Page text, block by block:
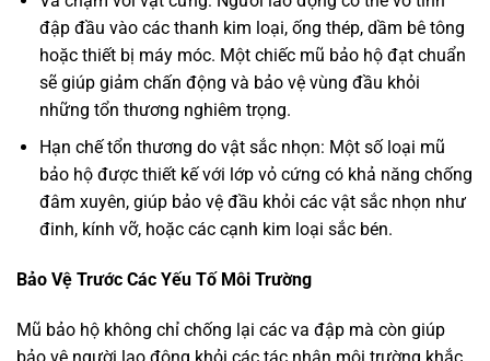
đập đầu vào các thanh kim loại, ống thép, dầm bê tông
hoặc thiết bị máy móc. Một chiếc mũ bảo hộ đạt chuẩn
sẽ giúp giảm chấn động và bảo vệ vùng đầu khỏi
những tổn thương nghiêm trọng.
Hạn chế tổn thương do vật sắc nhọn: Một số loại mũ
bảo hộ được thiết kế với lớp vỏ cứng có khả năng chống
đâm xuyên, giúp bảo vệ đầu khỏi các vật sắc nhọn như
đinh, kính vỡ, hoặc các cạnh kim loại sắc bén.
Bảo Vệ Trước Các Yếu Tố Môi Trường
Mũ bảo hộ không chỉ chống lại các va đập mà còn giúp